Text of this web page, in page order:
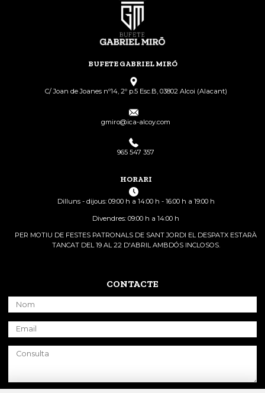
BUFETE GABRIEL MIRÓ
C/ Joan de Joanes nº14, 2º p.5 Esc.B, 03802 Alcoi (Alacant)
gmiro@ica-alcoy.com
965 547 357
HORARI
Dilluns - dijous: 09:00 h a 14:00 h - 16:00 h a 19:00 h
Divendres: 09:00 h a 14:00 h
PER MOTIU DE FESTES PATRONALS DE SANT JORDI EL DESPATX ESTARÀ
TANCAT DEL 19 AL 22 D'ABRIL AMBDÓS INCLOSOS.
CONTACTE